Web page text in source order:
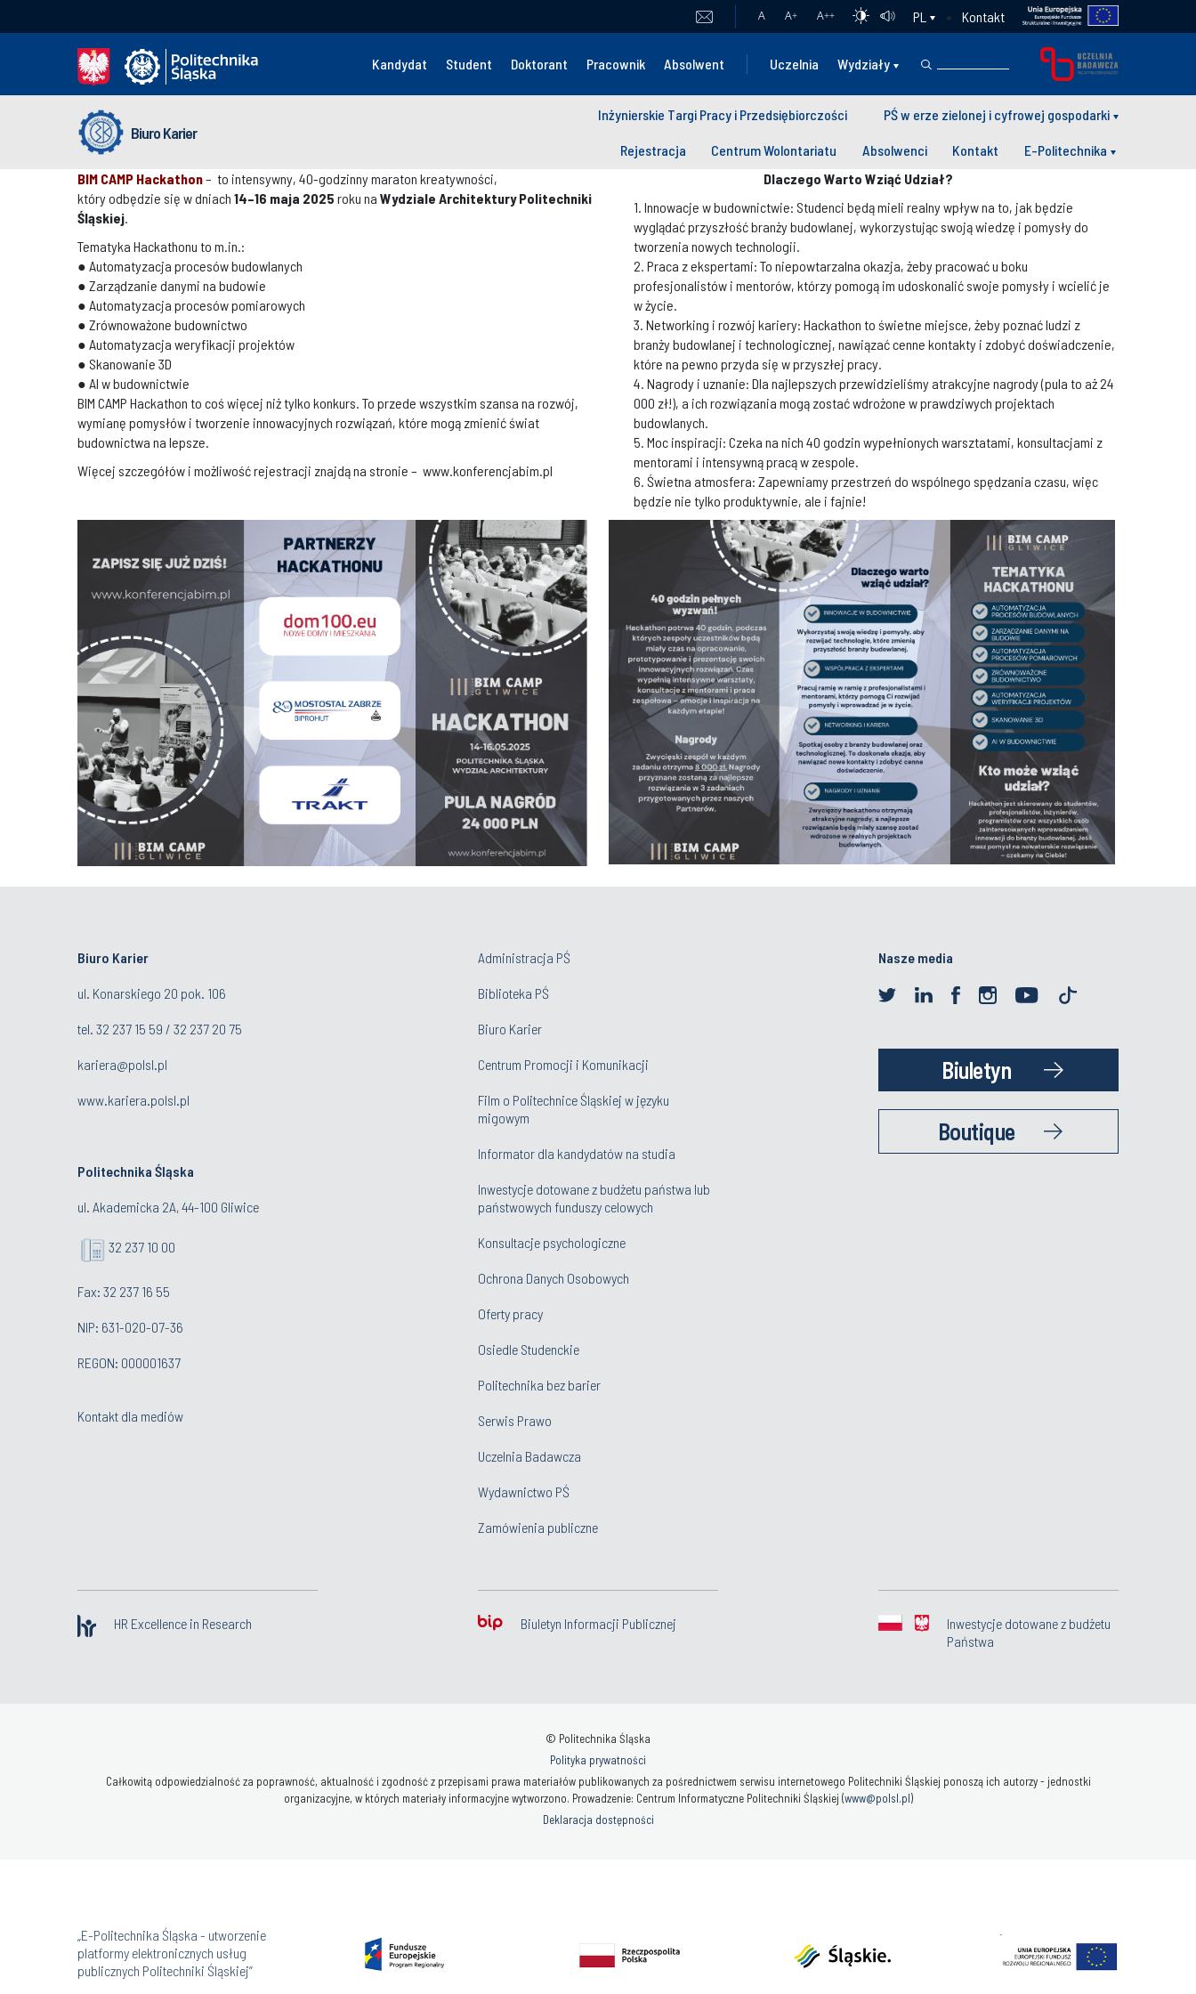
A A+ A++ PL Kontakt
Kandydat Student Doktorant Pracownik Absolwent Uczelnia Wydziały
Biuro Karier
Inżynierskie Targi Pracy i Przedsiębiorczości PŚ w erze zielonej i cyfrowej gospodarki
Rejestracja Centrum Wolontariatu Absolwenci Kontakt
E-Politechnika
BIM CAMP Hackathon– to intensywny, 40-godzinny maraton kreatywności,
który odbędzie się w dniach 14–16 maja 2025 roku na Wydziale Architektury Politechniki
Śląskiej.
Tematyka Hackathonu to m.in.:
● Automatyzacja procesów budowlanych
● Zarządzanie danymi na budowie
● Automatyzacja procesów pomiarowych
● Zrównoważone budownictwo
● Automatyzacja weryfikacji projektów
● Skanowanie 3D
● AI w budownictwie
BIM CAMP Hackathon to coś więcej niż tylko konkurs. To przede wszystkim szansa na rozwój,
wymianę pomysłów i tworzenie innowacyjnych rozwiązań, które mogą zmienić świat
budownictwa na lepsze.
Więcej szczegółów i możliwość rejestracji znajdą na stronie – www.konferencjabim.pl
Dlaczego Warto Wziąć Udział?
1. Innowacje w budownictwie: Studenci będą mieli realny wpływ na to, jak będzie
wyglądać przyszłość branży budowlanej, wykorzystując swoją wiedzę i pomysły do
tworzenia nowych technologii.
2. Praca z ekspertami: To niepowtarzalna okazja, żeby pracować u boku
profesjonalistów i mentorów, którzy pomogą im udoskonalić swoje pomysły i wcielić je
w życie.
3. Networking i rozwój kariery: Hackathon to świetne miejsce, żeby poznać ludzi z
branży budowlanej i technologicznej, nawiązać cenne kontakty i zdobyć doświadczenie,
które na pewno przyda się w przyszłej pracy.
4. Nagrody i uznanie: Dla najlepszych przewidzieliśmy atrakcyjne nagrody (pula to aż 24
000 zł!), a ich rozwiązania mogą zostać wdrożone w prawdziwych projektach
budowlanych.
5. Moc inspiracji: Czeka na nich 40 godzin wypełnionych warsztatami, konsultacjami z
mentorami i intensywną pracą w zespole.
6. Świetna atmosfera: Zapewniamy przestrzeń do wspólnego spędzania czasu, więc
będzie nie tylko produktywnie, ale i fajnie!
Biuro Karier
ul. Konarskiego 20 pok. 106
tel. 32 237 15 59 / 32 237 20 75
kariera@polsl.pl
www.kariera.polsl.pl
Politechnika Śląska
ul. Akademicka 2A, 44-100 Gliwice
32 237 10 00
Fax: 32 237 16 55
NIP: 631-020-07-36
REGON: 000001637
Kontakt dla mediów
Administracja PŚ
Biblioteka PŚ
Biuro Karier
Centrum Promocji i Komunikacji
Film o Politechnice Śląskiej w języku
migowym
Informator dla kandydatów na studia
Inwestycje dotowane z budżetu państwa lub
państwowych funduszy celowych
Konsultacje psychologiczne
Ochrona Danych Osobowych
Oferty pracy
Osiedle Studenckie
Politechnika bez barier
Serwis Prawo
Uczelnia Badawcza
Wydawnictwo PŚ
Zamówienia publiczne
Nasze media
Biuletyn
Boutique
HR Excellence in Research Biuletyn Informacji Publicznej
Inwestycje dotowane z budżetu
Państwa
© Politechnika Śląska
Polityka prywatności
Całkowitą odpowiedzialność za poprawność, aktualność i zgodność z przepisami prawa materiałów publikowanych za pośrednictwem serwisu internetowego Politechniki Śląskiej ponoszą ich autorzy - jednostki
organizacyjne, w których materiały informacyjne wytworzono. Prowadzenie: Centrum Informatyczne Politechniki Śląskiej (www@polsl.pl)
Deklaracja dostępności
„E-Politechnika Śląska - utworzenie
platformy elektronicznych usług
publicznych Politechniki Śląskiej”